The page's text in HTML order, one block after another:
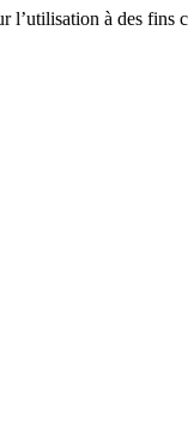
l’utilisation à des